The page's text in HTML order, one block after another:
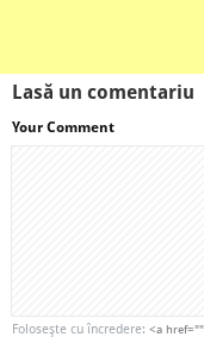
Lasă un comentariu
Your Comment
Foloseşte cu încredere: <a